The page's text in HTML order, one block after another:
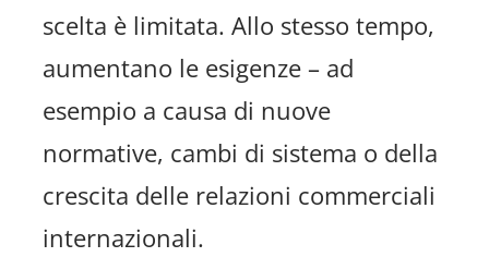
scelta è limitata. Allo stesso tempo,
aumentano le esigenze – ad
esempio a causa di nuove
normative, cambi di sistema o della
crescita delle relazioni commerciali
internazionali.